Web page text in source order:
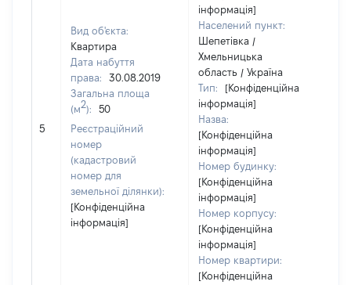
5
Вид об'єкта:
Квартира
Дата набуття
права:
30.08.2019
Загальна площа
(м2):
50
Реєстраційний
номер
(кадастровий
номер для
земельної ділянки):
[Конфіденційна
інформація]
інформація]
Населений пункт:
Шепетівка /
Хмельницька
область / Україна
Тип:
[Конфіденційна
інформація]
Назва:
[Конфіденційна
інформація]
Номер будинку:
[Конфіденційна
інформація]
Номер корпусу:
[Конфіденційна
інформація]
Номер квартири:
[Конфіденційна